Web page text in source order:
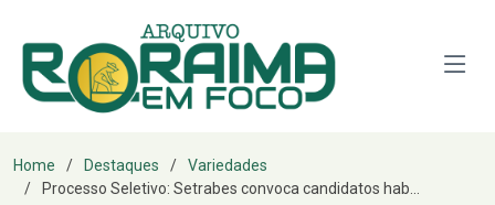
Home Destaques
Variedades
Processo Seletivo: Setrabes convoca candidatos hab...